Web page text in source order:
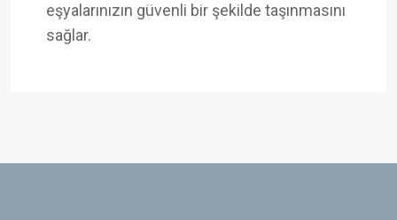
eşyalarınızın güvenli bir şekilde taşınmasını
sağlar.